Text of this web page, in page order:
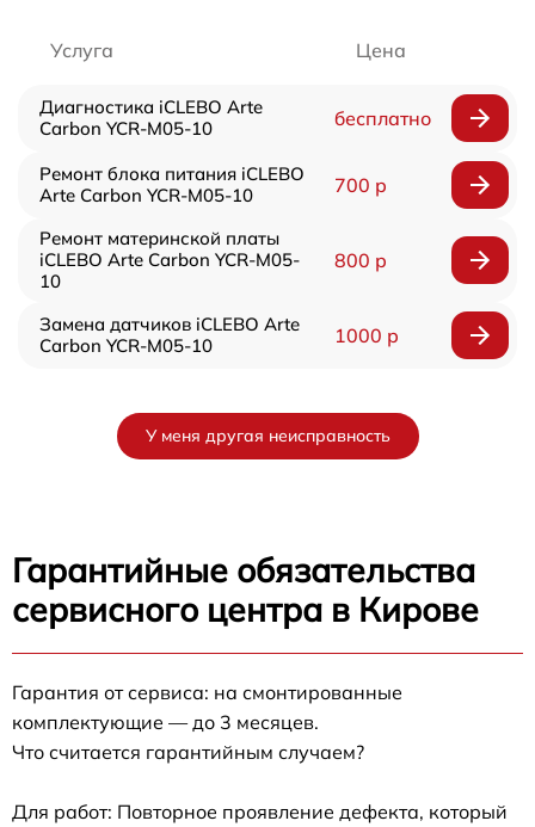
Услуга Цена
Диагностика iCLEBO Arte
Carbon YCR-M05-10
бесплатно
Ремонт блока питания iCLEBO
Arte Carbon YCR-M05-10
700 р
Ремонт материнской платы
iCLEBO Arte Carbon YCR-M05-
10
800 р
Замена датчиков iCLEBO Arte
Carbon YCR-M05-10
1000 р
У меня другая неисправность
Гарантийные обязательства
сервисного центра в Кирове
Гарантия от сервиса: на смонтированные
комплектующие — до 3 месяцев.
Что считается гарантийным случаем?
Для работ: Повторное проявление дефекта, который